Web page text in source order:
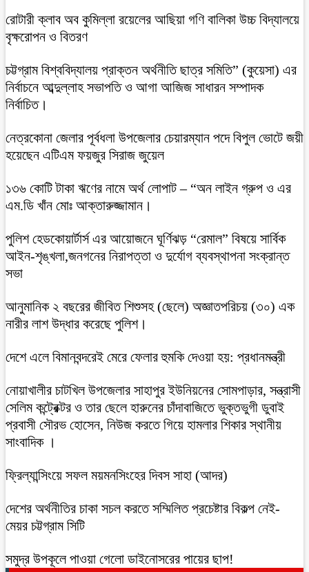
রোটারী ক্লাব অব কুমিল্লা রয়েলের আছিয়া গণি বালিকা উচ্চ বিদ্যালয়ে
বৃক্ষরোপন ও বিতরণ
চট্টগ্রাম বিশ্ববিদ্যালয় প্রাক্তন অর্থনীতি ছাত্র সমিতি” (কুয়েসা) এর
নির্বাচনে আব্দুল্লাহ সভাপতি ও আগা আজিজ সাধারন সম্পাদক
নির্বাচিত।
নেত্রকোনা জেলার পূর্বধলা উপজেলার চেয়ারম্যান পদে বিপুল ভোটে জয়ী
হয়েছেন এটিএম ফয়জুর সিরাজ জুয়েল
১৩৬ কোটি টাকা ঋণের নামে অর্থ লোপাট – “অন লাইন গ্রুপ ও এর
এম.ডি খাঁন মোঃ আক্তারুজ্জামান।
পুলিশ হেডকোয়ার্টার্স এর আয়োজনে ঘূর্ণিঝড় “রেমাল” বিষয়ে সার্বিক
আইন-শৃঙ্খলা,জনগনের নিরাপত্তা ও দুর্যোগ ব্যবস্থাপনা সংক্রান্ত
সভা
আনুমানিক ২ বছরের জীবিত শিশুসহ (ছেলে) অজ্ঞাতপরিচয় (৩০) এক
নারীর লাশ উদ্ধার করেছে পুলিশ।
দেশে এলে বিমানবন্দরেই মেরে ফেলার হুমকি দেওয়া হয়: প্রধানমন্ত্রী
নোয়াখালীর চাটখিল উপজেলার সাহাপুর ইউনিয়নের সোমপাড়ার, সন্ত্রাসী
সেলিম কন্ট্রেক্টর ও তার ছেলে হারুনের চাঁদাবাজিতে ভুক্তভুগী ডুবাই
প্রবাসী সৌরভ হোসেন, নিউজ করতে গিয়ে হামলার শিকার স্থানীয়
সাংবাদিক ।
ফ্রিল্যান্সিংয়ে সফল ময়মনসিংহের দিবস সাহা (আদর)
দেশের অর্থনীতির চাকা সচল করতে সম্মিলিত প্রচেষ্টার বিকল্প নেই-
মেয়র চট্টগ্রাম সিটি
সমুদ্র উপকূলে পাওয়া গেলো ডাইনোসরের পায়ের ছাপ!